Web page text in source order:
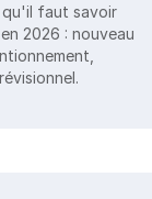
faut savoir
2026 : nouveau